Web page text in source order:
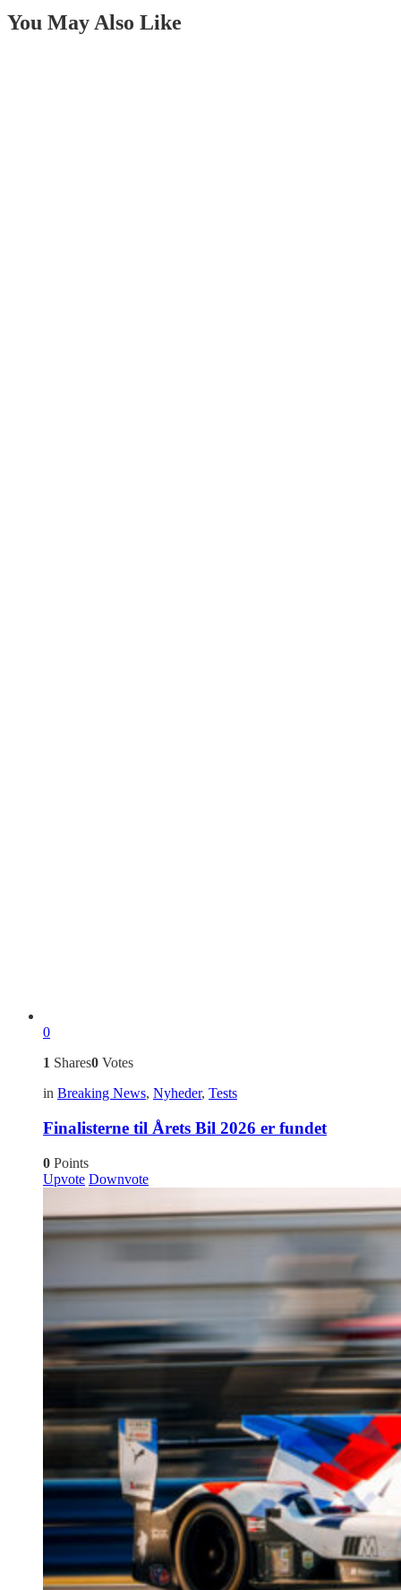
You May Also Like
0
1 Shares0 Votes
in Breaking News, Nyheder, Tests
Finalisterne til Årets Bil 2026 er fundet
0 Points
Upvote Downvote